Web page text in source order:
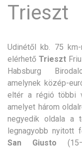
Trieszt
Udinétől kb. 75
elérhető Trieszt
Habsburg
amelynek közép-
eltér a régió többi
amelyet három
negyedik oldala a
legnagyobb nyitott
San Giusto